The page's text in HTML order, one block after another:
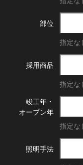
部位
指定な
採用商品
指定な
竣工年・
オープン年
指定な
照明手法